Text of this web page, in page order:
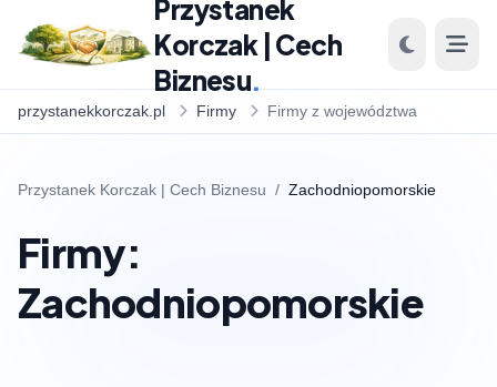
Przystanek
Korczak | Cech
Biznesu.
przystanekkorczak.pl Firmy Firmy z województwa
Przystanek Korczak | Cech Biznesu / Zachodniopomorskie
Firmy:
Zachodniopomorskie